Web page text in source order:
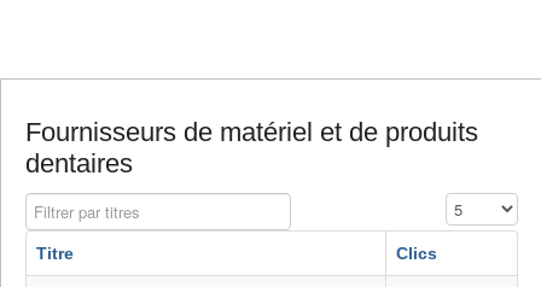
Fournisseurs de matériel et de produits
dentaires
Filtrer par titres Affichage #
Titre Clics